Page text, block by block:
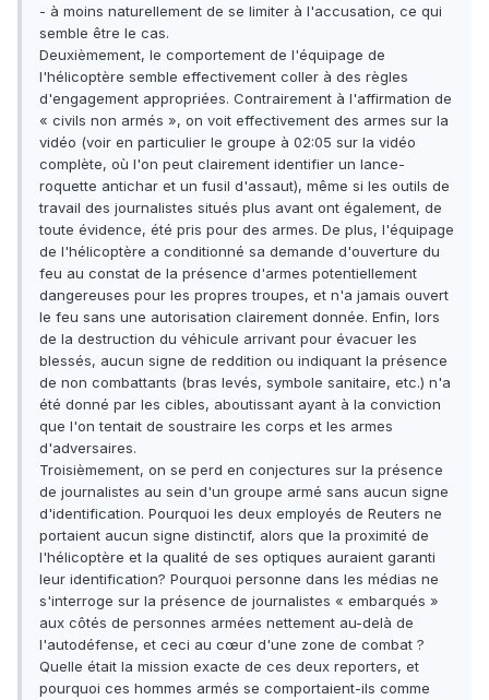
- à moins naturellement de se limiter à l'accusation, ce qui
semble être le cas.
Deuxièmement, le comportement de l'équipage de
l'hélicoptère semble effectivement coller à des règles
d'engagement appropriées. Contrairement à l'affirmation de
« civils non armés », on voit effectivement des armes sur la
vidéo (voir en particulier le groupe à 02:05 sur la vidéo
complète, où l'on peut clairement identifier un lance-
roquette antichar et un fusil d'assaut), même si les outils de
travail des journalistes situés plus avant ont également, de
toute évidence, été pris pour des armes. De plus, l'équipage
de l'hélicoptère a conditionné sa demande d'ouverture du
feu au constat de la présence d'armes potentiellement
dangereuses pour les propres troupes, et n'a jamais ouvert
le feu sans une autorisation clairement donnée. Enfin, lors
de la destruction du véhicule arrivant pour évacuer les
blessés, aucun signe de reddition ou indiquant la présence
de non combattants (bras levés, symbole sanitaire, etc.) n'a
été donné par les cibles, aboutissant ayant à la conviction
que l'on tentait de soustraire les corps et les armes
d'adversaires.
Troisièmement, on se perd en conjectures sur la présence
de journalistes au sein d'un groupe armé sans aucun signe
d'identification. Pourquoi les deux employés de Reuters ne
portaient aucun signe distinctif, alors que la proximité de
l'hélicoptère et la qualité de ses optiques auraient garanti
leur identification? Pourquoi personne dans les médias ne
s'interroge sur la présence de journalistes « embarqués »
aux côtés de personnes armées nettement au-delà de
l'autodéfense, et ceci au cœur d'une zone de combat ?
Quelle était la mission exacte de ces deux reporters, et
pourquoi ces hommes armés se comportaient-ils comme